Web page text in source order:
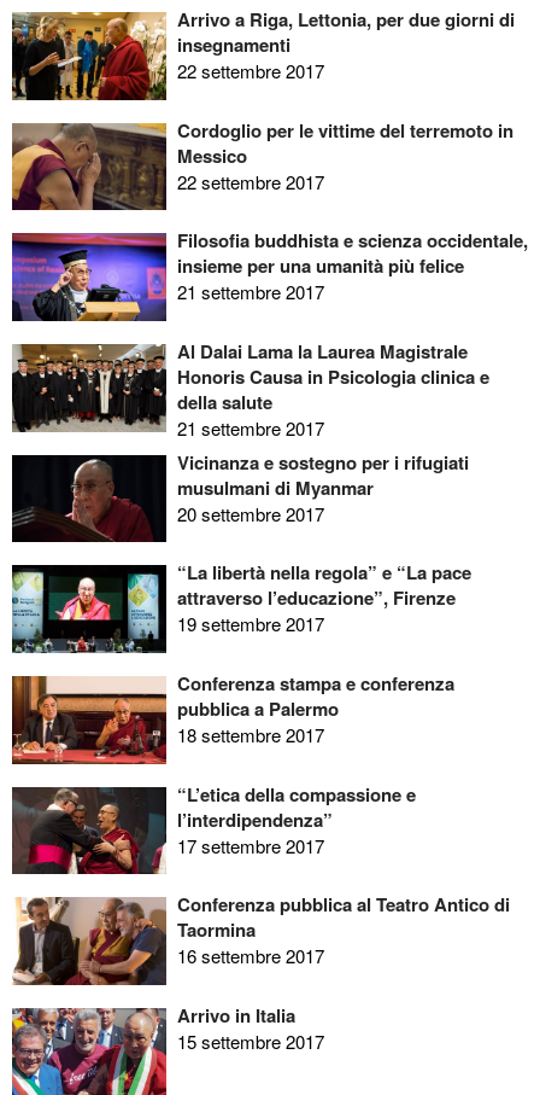
Arrivo a Riga, Lettonia, per due giorni di
insegnamenti
22 settembre 2017
Cordoglio per le vittime del terremoto in
Messico
22 settembre 2017
Filosofia buddhista e scienza occidentale,
insieme per una umanità più felice
21 settembre 2017
Al Dalai Lama la Laurea Magistrale
Honoris Causa in Psicologia clinica e
della salute
21 settembre 2017
Vicinanza e sostegno per i rifugiati
musulmani di Myanmar
20 settembre 2017
“La libertà nella regola” e “La pace
attraverso l’educazione”, Firenze
19 settembre 2017
Conferenza stampa e conferenza
pubblica a Palermo
18 settembre 2017
“L’etica della compassione e
l’interdipendenza”
17 settembre 2017
Conferenza pubblica al Teatro Antico di
Taormina
16 settembre 2017
Arrivo in Italia
15 settembre 2017